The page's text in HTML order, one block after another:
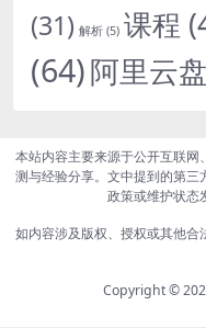
(31) 解析 (5) 课程
(64)阿里云盘
本站内容主要来源于公开互联
测与经验分享。文中提到的第
政策或维护状态
如内容涉及版权、授权或其他
Copyright ©